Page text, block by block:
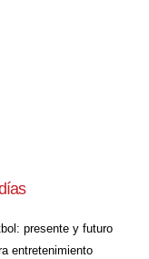
presente y futuro
entretenimiento